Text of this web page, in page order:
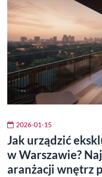
2026-01-15
Jak urządzić
w Warszawie?
aranżacji wnętrz